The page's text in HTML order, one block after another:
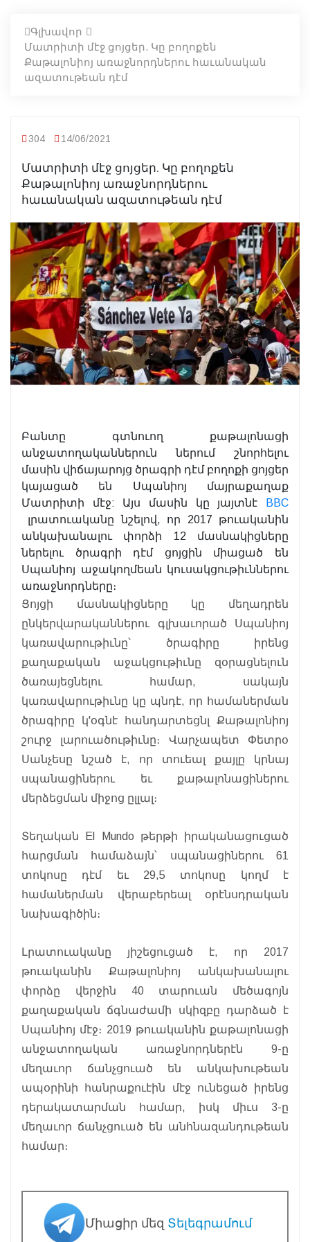
Գլխավոր
Մատրիտի մէջ ցոյցեր. Կը բողոքեն
Քաթալոնիոյ առաջնորդներու հաւանական
ազատութեան դէմ
304 14/06/2021
Մատրիտի մէջ ցոյցեր. Կը բողոքեն
Քաթալոնիոյ առաջնորդներու
հաւանական ազատութեան դէմ
Բանտը գտնուող քաթալոնացի
անջատողականներուն ներում շնորհելու
մասին վիճայարոյց ծրագրի դէմ բողոքի ցոյցեր
կայացած են Սպանիոյ մայրաքաղաք
Մատրիտի մէջ: Այս մասին կը յայտնէ
BBC
լրատուականը նշելով, որ 2017 թուականին
անկախանալու փորձի 12 մասնակիցները
ներելու ծրագրի դէմ ցոյցին միացած են
Սպանիոյ աջակողմեան կուսակցութիւններու
առաջնորդները։
Ցոյցի մասնակիցները կը մեղադրեն
ընկերվարականներու գլխաւորած Սպանիոյ
կառավարութիւնը՝ ծրագիրը իրենց
քաղաքական աջակցութիւնը զօրացնելուն
ծառայեցնելու համար, սակայն
կառավարութիւնը կը պնդէ, որ համաներման
ծրագիրը կ'օգնէ հանդարտեցնլ Քաթալոնիոյ
շուրջ լարուածութիւնը։ Վարչապետ Փետրօ
Սանչեսը նշած է, որ տուեալ քայլը կրնայ
սպանացիներու եւ քաթալոնացիներու
մերձեցման միջոց ըլլալ։
Տեղական El Mundo թերթի իրականացուցած
հարցման համաձայն՝ սպանացիներու 61
տոկոսը դէմ եւ 29,5 տոկոսը կողմ է
համաներման վերաբերեալ օրէնսդրական
նախագիծին։
Լրատուականը յիշեցուցած է, որ 2017
թուականին Քաթալոնիոյ անկախանալու
փորձը վերջին 40 տարուան մեծագոյն
քաղաքական ճգնաժամի սկիզբը դարձած է
Սպանիոյ մէջ։ 2019 թուականին քաթալոնացի
անջատողական առաջնորդներէն 9-ը
մեղաւոր ճանչցուած են անկախութեան
ապօրինի հանրաքուէին մէջ ունեցած իրենց
դերակատարման համար, իսկ միւս 3-ը
մեղաւոր ճանչցուած են անհնազանդութեան
համար։
Միացիր մեզ Տելեգրամում